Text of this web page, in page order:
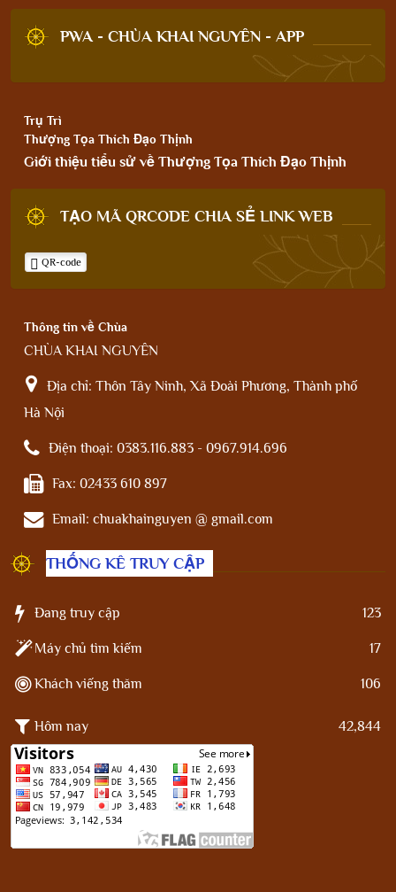
PWA - CHÙA KHAI NGUYÊN - APP
Trụ Trì
Thượng Tọa Thích Đạo Thịnh
Giới thiệu tiểu sử về Thượng Tọa Thích Đạo Thịnh
TẠO MÃ QRCODE CHIA SẺ LINK WEB
QR-code
Thông tin về Chùa
CHÙA KHAI NGUYÊN
Địa chỉ: Thôn Tây Ninh, Xã Đoài Phương, Thành phố
Hà Nội
Điện thoại: 0383.116.883 - 0967.914.696
Fax: 02433 610 897
Email: chuakhainguyen @ gmail.com
THỐNG KÊ TRUY CẬP
Đang truy cập 123
Máy chủ tìm kiếm 17
Khách viếng thăm 106
Hôm nay 42,844